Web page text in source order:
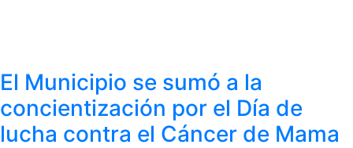
El Municipio se sumó a la
concientización por el Día de
lucha contra el Cáncer de Mama